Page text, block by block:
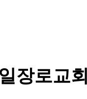
장로교